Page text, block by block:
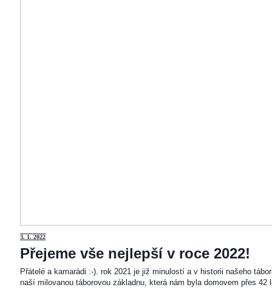
3. 1. 2022
Přejeme vše nejlepší v roce 2022!
Přátelé a kamarádi :-). rok 2021 je již minulostí a v historii našeho
naší milovanou táborovou základnu, která nám byla domovem přes